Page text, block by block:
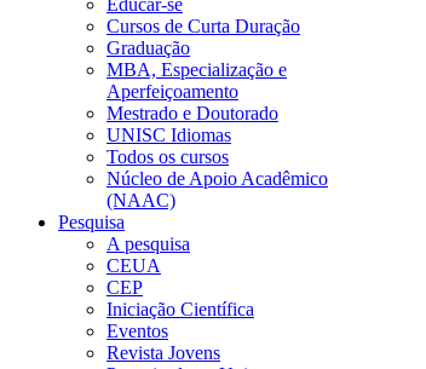
Educar-se
Cursos de Curta Duração
Graduação
MBA, Especialização e
Aperfeiçoamento
Mestrado e Doutorado
UNISC Idiomas
Todos os cursos
Núcleo de Apoio Acadêmico
(NAAC)
Pesquisa
A pesquisa
CEUA
CEP
Iniciação Científica
Eventos
Revista Jovens